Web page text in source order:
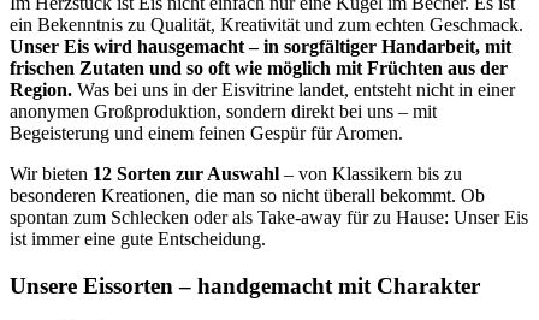
ein Bekenntnis zu Qualität, Kreativität und zum echten Geschmack.
Unser Eis wird hausgemacht – in sorgfältiger Handarbeit, mit
frischen Zutaten und so oft wie möglich mit Früchten aus der
Region. Was bei uns in der Eisvitrine landet, entsteht nicht in einer
anonymen Großproduktion, sondern direkt bei uns – mit
Begeisterung und einem feinen Gespür für Aromen.
Wir bieten 12 Sorten zur Auswahl – von Klassikern bis zu
besonderen Kreationen, die man so nicht überall bekommt. Ob
spontan zum Schlecken oder als Take-away für zu Hause: Unser Eis
ist immer eine gute Entscheidung.
Unsere Eissorten – handgemacht mit Charakter